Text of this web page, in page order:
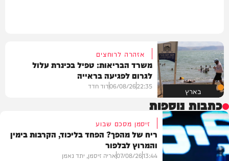
בארץ
אזהרה לרוחצים
משרד הבריאות: טפיל בכינרת עלול
לגרום לפגיעה בראייה
22:35
06/08/26דוד חדד
כתבות נוספות
זיסמן מסכם שבוע
ריח של מהפך? הפחד בליכוד, הקרבות בימין
והמרוץ לבלפור
13:44
07/08/26אריה זיסמן, יתד נאמן